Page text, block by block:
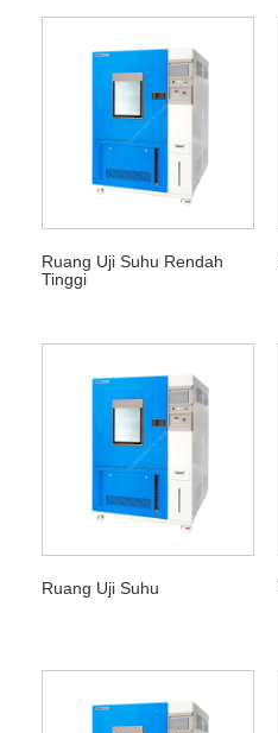
Ruang Uji Suhu Rendah
Tinggi
Ruang Uji Suhu